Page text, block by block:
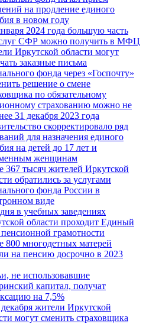
на продление единого
в новом году
2024 года большую часть
СФР можно получить в МФЦ
Иркутской области могут
заказные письма
фонда через «Госпочту»
решение о смене
по обязательному
страхованию можно не
31 декабря 2023 года
скорректировало ряд
для назначения единого
на детей до 17 лет и
женщинам
367 тысяч жителей Иркутской
обратились за услугами
фонда России в
виде
в учебных заведениях
области проходит Единый
пенсионной грамотности
800 многодетных матерей
на пенсию досрочно в 2023
не использовавшие
капитал, получат
на 7,5%
жители Иркутской
могут сменить страховщика